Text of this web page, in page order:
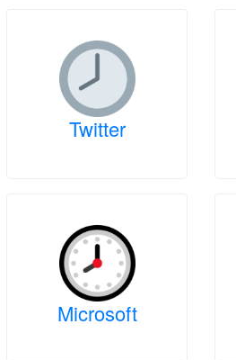
Twitter
Microsoft